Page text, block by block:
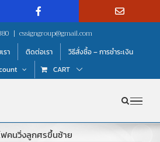
| cssigngroup@gmail.com
รา ติดต่อเรา
วิธีสั่งซื้อ – การชำระเงิน
CART
ฟคนวิ่งลูกศรขึ้นซ้าย